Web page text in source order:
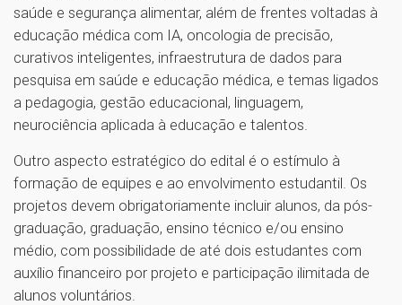
saúde e segurança alimentar, além de frentes voltadas à
educação médica com IA, oncologia de precisão,
curativos inteligentes, infraestrutura de dados para
pesquisa em saúde e educação médica, e temas ligados
a pedagogia, gestão educacional, linguagem,
neurociência aplicada à educação e talentos.
Outro aspecto estratégico do edital é o estímulo à
formação de equipes e ao envolvimento estudantil. Os
projetos devem obrigatoriamente incluir alunos, da pós-
graduação, graduação, ensino técnico e/ou ensino
médio, com possibilidade de até dois estudantes com
auxílio financeiro por projeto e participação ilimitada de
alunos voluntários.